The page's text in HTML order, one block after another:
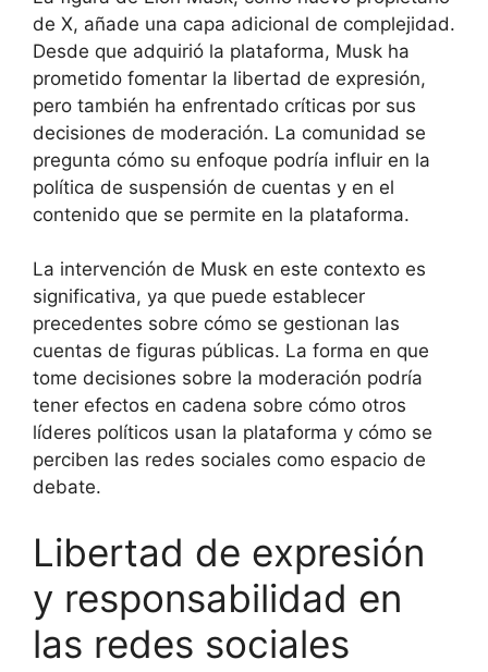
de X, añade una capa adicional de complejidad.
Desde que adquirió la plataforma, Musk ha
prometido fomentar la libertad de expresión,
pero también ha enfrentado críticas por sus
decisiones de moderación. La comunidad se
pregunta cómo su enfoque podría influir en la
política de suspensión de cuentas y en el
contenido que se permite en la plataforma.
La intervención de Musk en este contexto es
significativa, ya que puede establecer
precedentes sobre cómo se gestionan las
cuentas de figuras públicas. La forma en que
tome decisiones sobre la moderación podría
tener efectos en cadena sobre cómo otros
líderes políticos usan la plataforma y cómo se
perciben las redes sociales como espacio de
debate.
Libertad de expresión
y responsabilidad en
las redes sociales